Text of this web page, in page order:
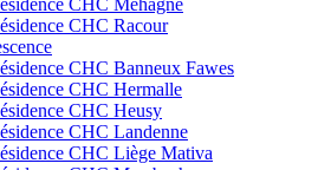
CHC Racour
CHC Banneux Fawes
CHC Hermalle
CHC Heusy
CHC Landenne
CHC Liège Mativa